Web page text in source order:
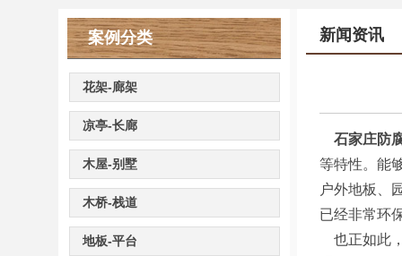
案例分类
花架-廊架
凉亭-长廊
木屋-别墅
木桥-栈道
地板-平台
新闻资讯
石家庄防
等特性。能
户外地板、
已经非常环
也正如此